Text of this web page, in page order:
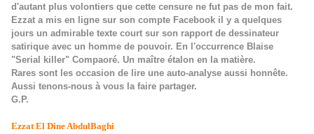
d'autant plus volontiers que cette censure ne fut pas de mon fait.
Ezzat a mis en ligne sur son compte Facebook il y a quelques
jours un admirable texte court sur son rapport de dessinateur
satirique avec un homme de pouvoir. En l'occurrence Blaise
"Serial killer" Compaoré. Un maître étalon en la matière.
Rares sont les occasion de lire une auto-analyse aussi honnête.
Aussi tenons-nous à vous la faire partager.
G.P.
Ezzat El Dine AbdulBaghi